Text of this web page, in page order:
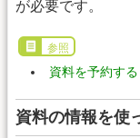
が必要です。
参照
資料を予約する
資料の情報を使